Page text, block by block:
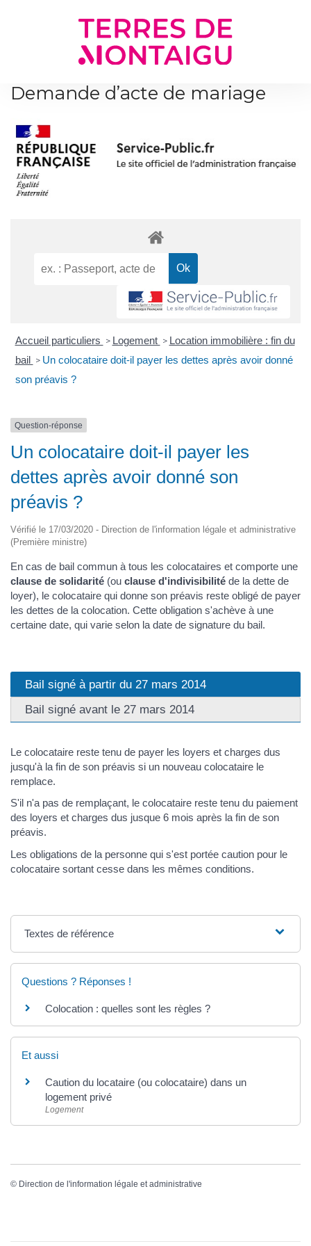
Demande d’acte de mariage
Accueil particuliers > Logement > Location immobilière : fin du
bail > Un colocataire doit-il payer les dettes après avoir donné
son préavis ?
Question-réponse
Un colocataire doit-il payer les
dettes après avoir donné son
préavis ?
Vérifié le 17/03/2020 - Direction de l'information légale et administrative
(Première ministre)
En cas de bail commun à tous les colocataires et comporte une
clause de solidarité (ou clause d'indivisibilité de la dette de
loyer), le colocataire qui donne son préavis reste obligé de payer
les dettes de la colocation. Cette obligation s'achève à une
certaine date, qui varie selon la date de signature du bail.
Bail signé à partir du 27 mars 2014
Bail signé avant le 27 mars 2014
Le colocataire reste tenu de payer les loyers et charges dus
jusqu'à la fin de son préavis si un nouveau colocataire le
remplace.
S'il n'a pas de remplaçant, le colocataire reste tenu du paiement
des loyers et charges dus jusque 6 mois après la fin de son
préavis.
Les obligations de la personne qui s'est portée caution pour le
colocataire sortant cesse dans les mêmes conditions.
Textes de référence
Questions ? Réponses !
Colocation : quelles sont les règles ?
Et aussi
Caution du locataire (ou colocataire) dans un
logement privé
Logement
© Direction de l'information légale et administrative